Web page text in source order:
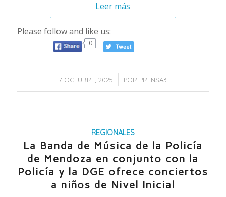
Leer más
Please follow and like us:
0
7 OCTUBRE, 2025
/ POR PRENSA3
REGIONALES
La Banda de Música de la Policía
de Mendoza en conjunto con la
Policía y la DGE ofrece conciertos
a niños de Nivel Inicial